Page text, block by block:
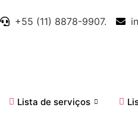
+55 (11) 8878-9907.
Lista de serviços